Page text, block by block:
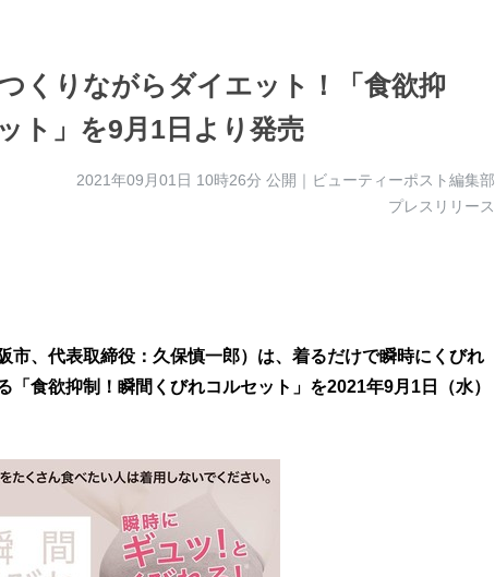
くりながらダイエット！「食欲抑
ト」を9月1日より発売
2021年09月01日 10時26分 公開｜ビューティーポスト編集部
プレスリリース
市、代表取締役：久保慎一郎）は、着るだけで瞬時にくびれ
「食欲抑制！瞬間くびれコルセット」を2021年9月1日（水）